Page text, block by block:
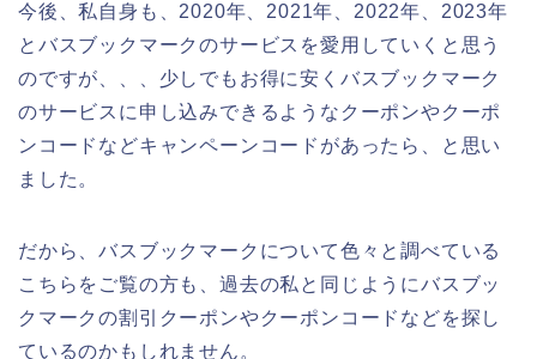
今後、私自身も、2020年、2021年、2022年、2023年
とバスブックマークのサービスを愛用していくと思う
のですが、、、少しでもお得に安くバスブックマーク
のサービスに申し込みできるようなクーポンやクーポ
ンコードなどキャンペーンコードがあったら、と思い
ました。
だから、バスブックマークについて色々と調べている
こちらをご覧の方も、過去の私と同じようにバスブッ
クマークの割引クーポンやクーポンコードなどを探し
ているのかもしれません。